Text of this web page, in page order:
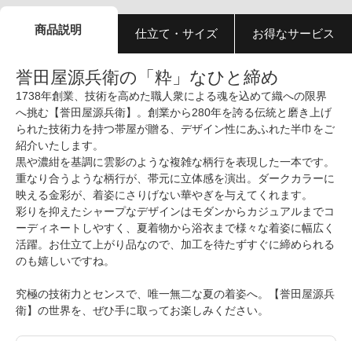
商品説明 仕立て・サイズ お得なサービス
誉田屋源兵衛の「粋」なひと締め
1738年創業、技術を高めた職人衆による魂を込めて織への限界
へ挑む【誉田屋源兵衛】。創業から280年を誇る伝統と磨き上げ
られた技術力を持つ帯屋が贈る、デザイン性にあふれた半巾をご
紹介いたします。
黒や濃紺を基調に雲影のような複雑な柄行を表現した一本です。
重なり合うような柄行が、帯元に立体感を演出。ダークカラーに
映える金彩が、着姿にさりげない華やぎを与えてくれます。
彩りを抑えたシャープなデザインはモダンからカジュアルまでコ
ーディネートしやすく、夏着物から浴衣まで様々な着姿に幅広く
活躍。お仕立て上がり品なので、加工を待たずすぐに締められる
のも嬉しいですね。
究極の技術力とセンスで、唯一無二な夏の着姿へ。【誉田屋源兵
衛】の世界を、ぜひ手に取ってお楽しみください。